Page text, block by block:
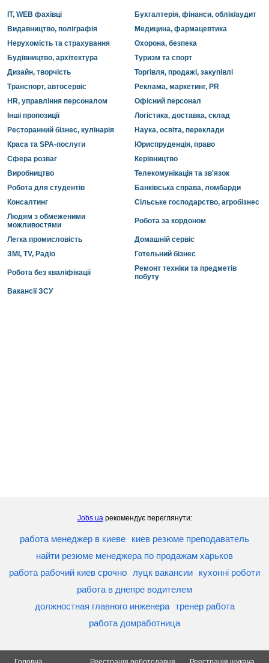
IT, WEB фахівці
Бухгалтерія, фінанси, облік/аудит
Видавництво, поліграфія
Медицина, фармацевтика
Нерухомість та страхування
Охорона, безпека
Будівництво, архітектура
Туризм та спорт
Дизайн, творчість
Торгівля, продажі, закупівлі
Транспорт, автосервіс
Реклама, маркетинг, PR
HR, управління персоналом
Офісний персонал
Інші пропозиції
Логістика, доставка, склад
Ресторанний бізнес, кулінарія
Наука, освіта, переклади
Краса та SPA-послуги
Юриспруденція, право
Сфера розваг
Керівництво
Виробництво
Телекомунікація та зв'язок
Робота для студентів
Банківська справа, ломбарди
Консалтинг
Сільське господарство, агробізнес
Людям з обмеженими
можливостями
Робота за кордоном
Легка промисловість
Домашній сервіс
ЗМІ, TV, Радіо
Готельний бізнес
Робота без кваліфікації
Ремонт техніки та предметів
побуту
Вакансії ЗСУ
Jobs.uaрекомендує переглянути:
работа менеджер в киеве
киев резюме преподаватель
найти резюме менеджера по продажам харьков
работа рабочий киев срочно
луцк вакансии
кухонні роботи
работа в днепре водителем
должностная главного инженера
тренер работа
работа домработница